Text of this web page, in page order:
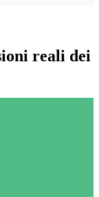
reali dei